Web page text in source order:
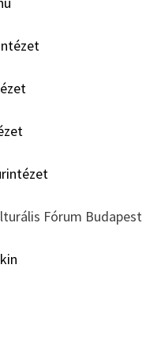
Fórum Budapest